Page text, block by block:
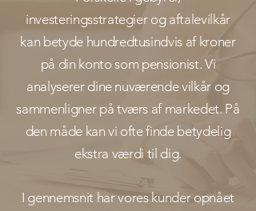
investeringsstrategier og aftalevilkår
kan betyde hundredtusindvis af kroner
på din konto som pensionist. Vi
analyserer dine nuværende vilkår og
sammenligner på tværs af markedet. På
den måde kan vi ofte finde betydelig
ekstra værdi til dig.
I gennemsnit har vores kunder opnået